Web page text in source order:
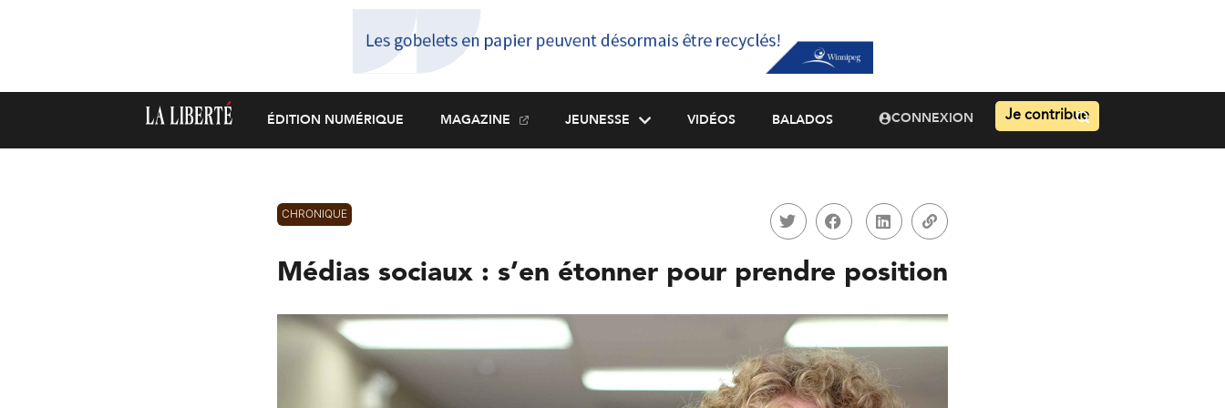
ÉDITION NUMÉRIQUE MAGAZINE JEUNESSE VIDÉOS BALADOS CONNEXION Je contribue
CHRONIQUE
Médias sociaux : s’en étonner pour prendre position